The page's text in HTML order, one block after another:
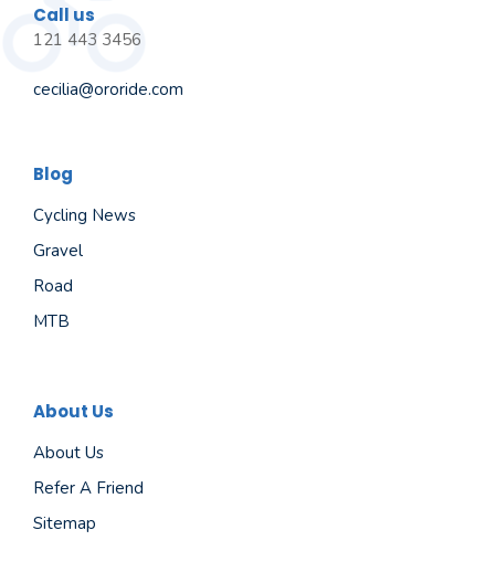
Call us
121 443 3456
cecilia@ororide.com
Blog
Cycling News
Gravel
Road
MTB
About Us
About Us
Refer A Friend
Sitemap